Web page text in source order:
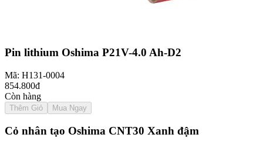
Pin lithium Oshima P21V-4.0 Ah-D2
Mã: H131-0004
854.800đ
Còn hàng
Thêm Giỏ Mua Ngay
Cỏ nhân tạo Oshima CNT30 Xanh đậm